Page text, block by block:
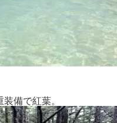
備で紅葉。